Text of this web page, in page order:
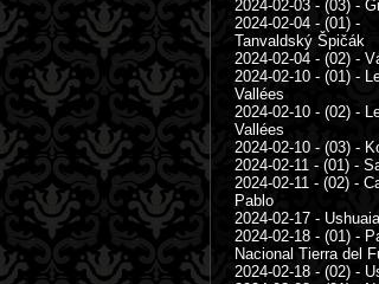
2024-02-03 - (03) -
2024-02-04 - (01) -
Tanvaldský Špičák
2024-02-04 - (02) -
2024-02-10 - (01) -
Vallées
2024-02-10 - (02) -
Vallées
2024-02-10 - (03) -
2024-02-11 - (01) -
2024-02-11 - (02) -
Pablo
2024-02-17 - Ushuaia
2024-02-18 - (01) -
Nacional Tierra del
2024-02-18 - (02) -